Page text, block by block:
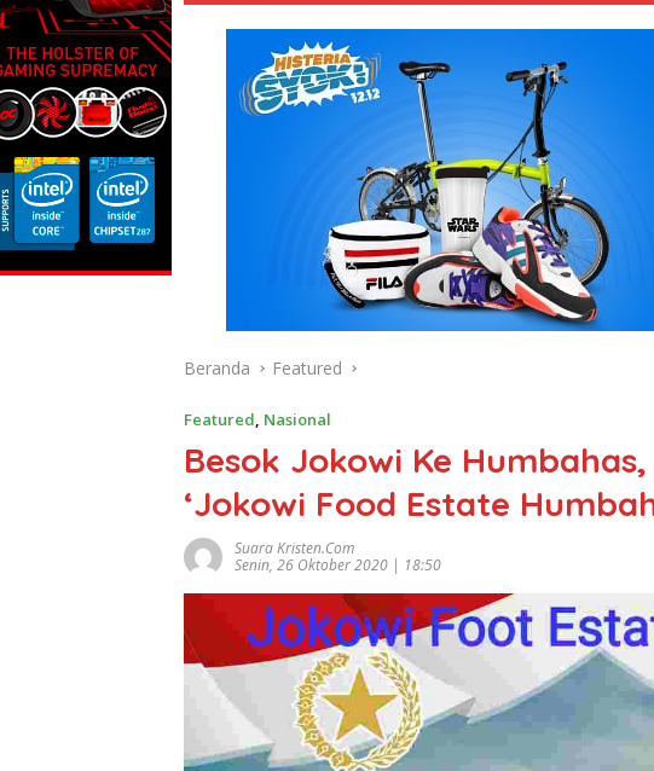
Beranda Featured
Featured, Nasional
Besok Jokowi Ke Humbahas,
‘Jokowi Food Estate
Suara Kristen.com
Senin, 26 Oktober 2020 | 18:50